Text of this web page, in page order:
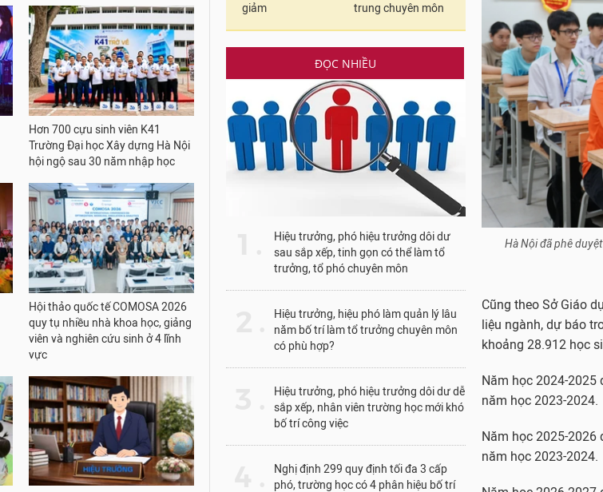
Hơn 700 cựu sinh viên K41
Trường Đại học Xây dựng Hà Nội
hội ngộ sau 30 năm nhập học
Hội thảo quốc tế COMOSA 2026
quy tụ nhiều nhà khoa học, giảng
viên và nghiên cứu sinh ở 4 lĩnh
vực
giảm
trung chuyên môn
ĐỌC NHIỀU
Hiệu trưởng, phó hiệu trưởng dôi dư
sau sắp xếp, tinh gọn có thể làm tổ
trưởng, tổ phó chuyên môn
Hiệu trưởng, hiệu phó làm quản lý lâu
năm bố trí làm tổ trưởng chuyên môn
có phù hợp?
Hiệu trưởng, phó hiệu trưởng dôi dư dễ
sắp xếp, nhân viên trường học mới khó
bố trí công việc
Nghị định 299 quy định tối đa 3 cấp
phó, trường học có 4 phân hiệu bố trí
Hà Nội đã phê
Cũng theo Sở Giáo
liệu ngành, dự báo
khoảng 28.912 học
Năm học 2024-2025
năm học 2023-2024.
Năm học 2025-2026
năm học 2023-2024.